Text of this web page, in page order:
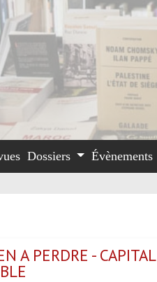
Dossiers Évènements
A PERDRE -